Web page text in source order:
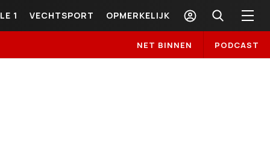
1 VECHTSPORT OPMERKELIJK
NET BINNEN PODCAST